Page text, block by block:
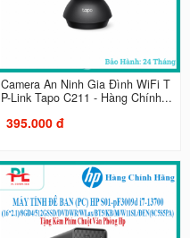
Camera An Ninh Gia Đình WiFi T
P-Link Tapo C211 - Hàng Chính...
395.000 đ